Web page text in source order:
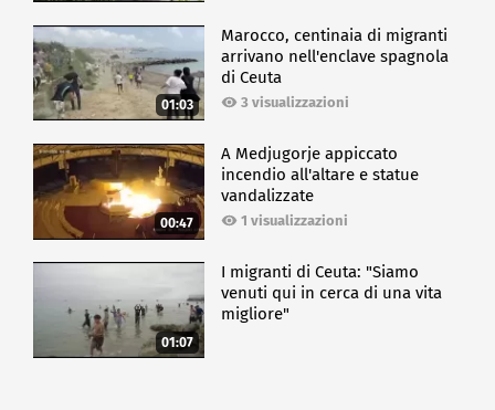
01:03
Marocco, centinaia di migranti
arrivano nell'enclave spagnola
di Ceuta
3 visualizzazioni
00:47
A Medjugorje appiccato
incendio all'altare e statue
vandalizzate
1 visualizzazioni
01:07
I migranti di Ceuta: "Siamo
venuti qui in cerca di una vita
migliore"